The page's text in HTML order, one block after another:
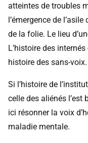
atteintes de troubles
l’émergence de
de la folie. Le lieu
L’histoire des
histoire des sans-voix.
Si l’histoire de
celle des aliénés
ici résonner la voix
maladie mentale.